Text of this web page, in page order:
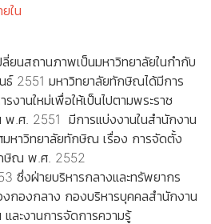
ใน
ยนสถานภาพเป็นมหาวิทยาลัยในกำกับ
2551 มหาวิทยาลัยทักษิณได้มีการ
งานใหม่เพื่อให้เป็นไปตามพระราช
ศ. 2551 มีการแบ่งงานในสำนักงาน
มหาวิทยาลัยทักษิณ เรื่อง การจัดตั้ง
ษิณ พ.ศ. 2552
ซึ่งฝ่ายบริหารกลางและทรัพยากร
กองกลาง กองบริหารบุคคลสำนักงาน
ละงานการจัดการความรู้